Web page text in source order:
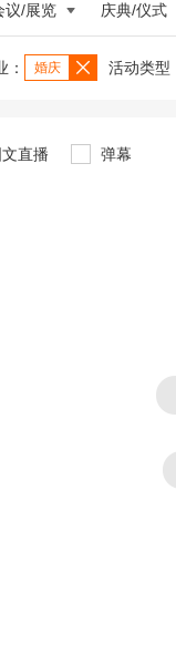
议/展览 庆典/仪式
： 婚庆 活动类型
直播 弹幕